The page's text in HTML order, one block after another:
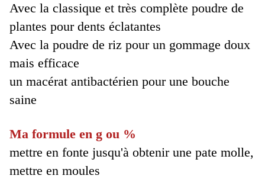
Avec la classique et très complète poudre de
plantes pour dents éclatantes
Avec la poudre de riz pour un gommage doux
mais efficace
un macérat antibactérien pour une bouche
saine
Ma formule en g ou %
mettre en fonte jusqu'à obtenir une pate molle,
mettre en moules